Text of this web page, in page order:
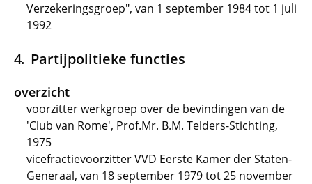
Verzekeringsgroep", van 1 september 1984 tot 1 juli
1992
Partijpolitieke functies
overzicht
voorzitter werkgroep over de bevindingen van de
'Club van Rome', Prof.Mr. B.M. Telders-Stichting,
1975
vicefractievoorzitter VVD Eerste Kamer der Staten-
Generaal, van 18 september 1979 tot 25 november